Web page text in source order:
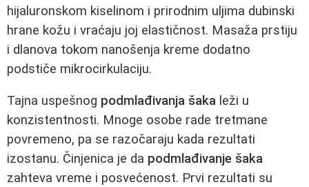
hijaluronskom kiselinom i prirodnim uljima dubinski
hrane kožu i vraćaju joj elastičnost. Masaža prstiju
i dlanova tokom nanošenja kreme dodatno
podstiče mikrocirkulaciju.
Tajna uspešnog podmlađivanja šaka leži u
konzistentnosti. Mnoge osobe rade tretmane
povremeno, pa se razočaraju kada rezultati
izostanu. Činjenica je da podmlađivanje šaka
zahteva vreme i posvećenost. Prvi rezultati su